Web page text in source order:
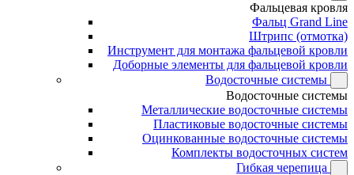
Фальцевая кровля
Фальц Grand Line
Штрипс (отмотка)
Инструмент для монтажа фальцевой кровли
Доборные элементы для фальцевой кровли
Водосточные системы
Водосточные системы
Металлические водосточные системы
Пластиковые водосточные системы
Оцинкованные водосточные системы
Комплекты водосточных систем
Гибкая черепица